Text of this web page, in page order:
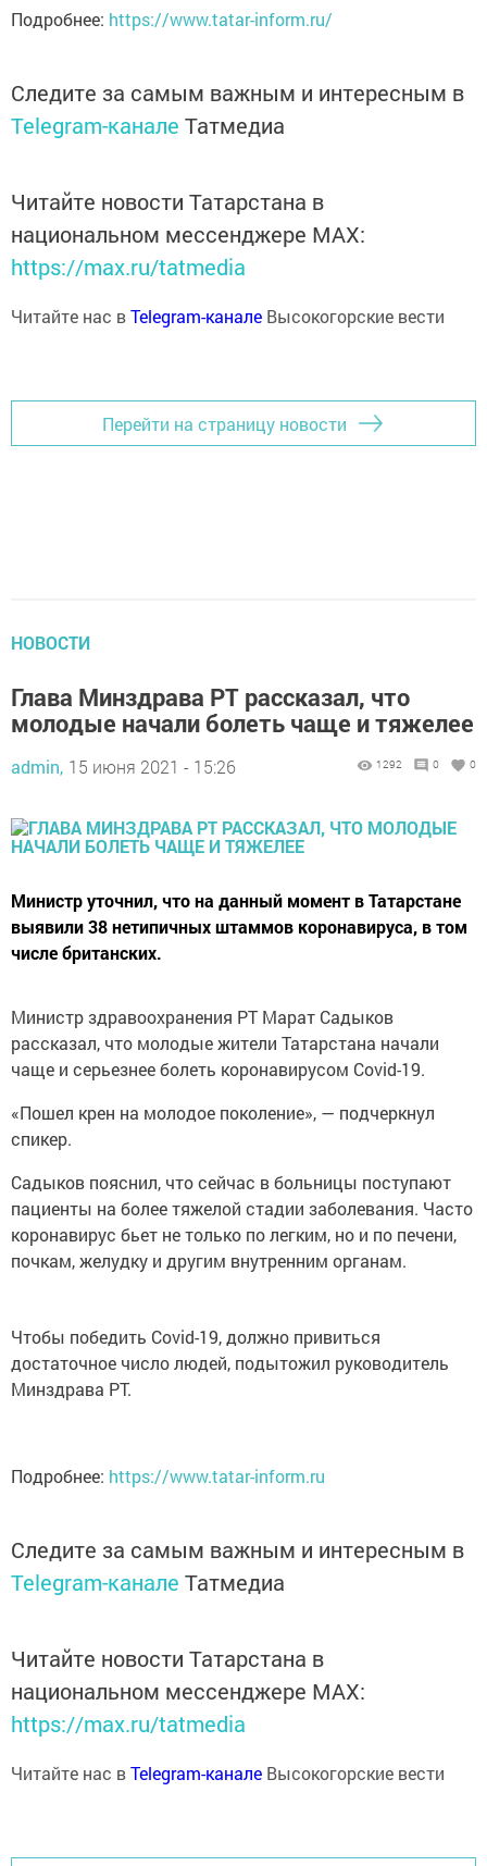
Подробнее: https://www.tatar-inform.ru/
Следите за самым важным и интересным в
Telegram-канале Татмедиа
Читайте новости Татарстана в
национальном мессенджере MАХ:
https://max.ru/tatmedia
Читайте нас вTelegram-канале Высокогорские вести
Перейти на страницу новости
НОВОСТИ
Глава Минздрава РТ рассказал, что
молодые начали болеть чаще и тяжелее
admin, 15 июня 2021 - 15:26 1292 0 0
Министр уточнил, что на данный момент в Татарстане
выявили 38 нетипичных штаммов коронавируса, в том
числе британских.
Министр здравоохранения РТ Марат Садыков
рассказал, что молодые жители Татарстана начали
чаще и серьезнее болеть коронавирусом Covid-19.
«Пошел крен на молодое поколение», — подчеркнул
спикер.
Садыков пояснил, что сейчас в больницы поступают
пациенты на более тяжелой стадии заболевания. Часто
коронавирус бьет не только по легким, но и по печени,
почкам, желудку и другим внутренним органам.
Чтобы победить Covid-19, должно привиться
достаточное число людей, подытожил руководитель
Минздрава РТ.
Подробнее: https://www.tatar-inform.ru
Следите за самым важным и интересным в
Telegram-канале Татмедиа
Читайте новости Татарстана в
национальном мессенджере MАХ:
https://max.ru/tatmedia
Читайте нас вTelegram-канале Высокогорские вести